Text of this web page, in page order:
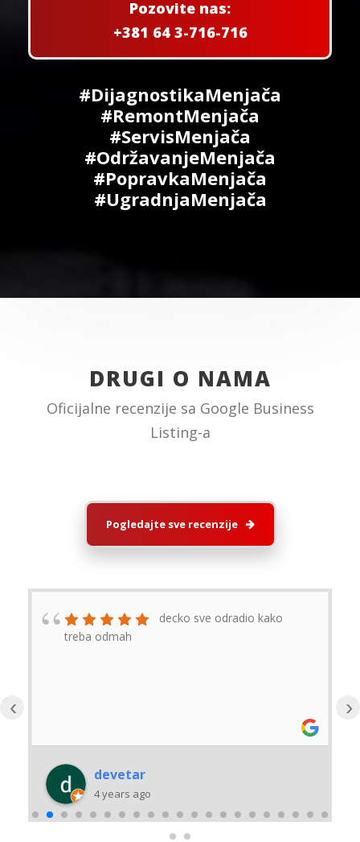
Pozovite nas:
+381 64 3-716-716
#DijagnostikaMenjača
#RemontMenjača
#ServisMenjača
#OdržavanjeMenjača
#PopravkaMenjača
#UgradnjaMenjača
DRUGI O NAMA
Oficijalne recenzije sa Google Business
Listing-a
Pogledajte sve recenzije
Profesionalno brzo I
pedantno ,sve preporuke.
Laza Nedic
4 years ago
‹ ›